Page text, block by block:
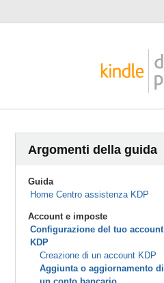
Argomenti della guida
Guida
Home Centro assistenza KDP
Account e imposte
Configurazione del tuo account
KDP
Creazione di un account KDP
Aggiunta o aggiornamento di